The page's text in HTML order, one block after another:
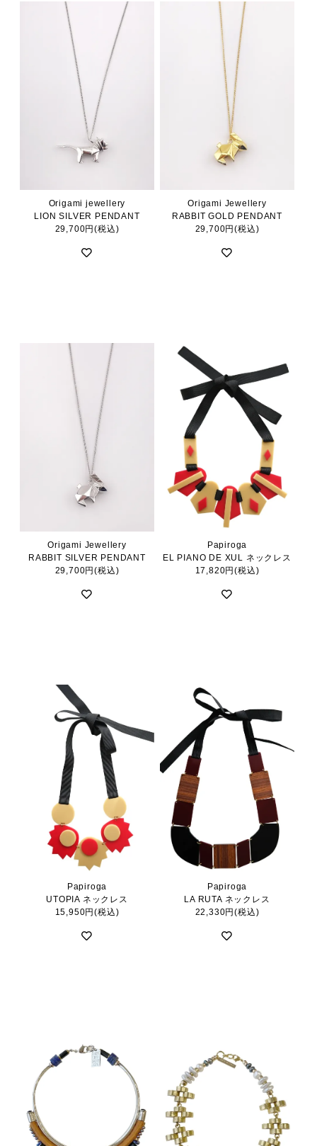
Origami jewellery
LION SILVER PENDANT
29,700円(税込)
Origami Jewellery
RABBIT GOLD PENDANT
29,700円(税込)
Origami Jewellery
RABBIT SILVER PENDANT
29,700円(税込)
Papiroga
EL PIANO DE XUL ネックレス
17,820円(税込)
Papiroga
UTOPIA ネックレス
15,950円(税込)
Papiroga
LA RUTA ネックレス
22,330円(税込)